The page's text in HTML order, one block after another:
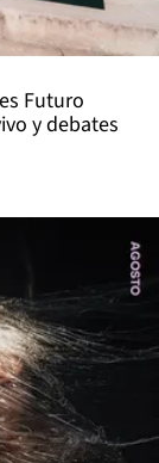
Futuro
y debates